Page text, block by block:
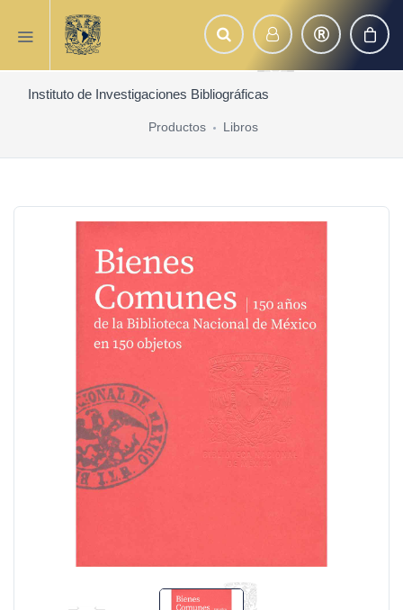
Instituto de Investigaciones Bibliográficas
Productos Libros